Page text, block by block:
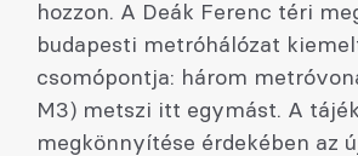
hozzon. A Deák Ferenc téri
budapesti metróhálózat
csomópontja: három
M3) metszi itt egymást. A
megkönnyítése érdekében az